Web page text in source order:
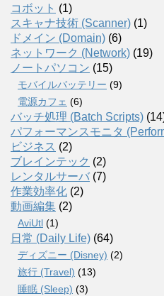
コボット (1)
スキャナ技術 (Scanner) (1)
ドメイン (Domain) (6)
ネットワーク (Network) (19)
ノートパソコン (15)
モバイルバッテリー (9)
電源カフェ (6)
バッチ処理 (Batch Scripts)
パフォーマンスモニタ
ビジネス (2)
ブレインテック (2)
レンタルサーバ (7)
作業効率化 (2)
動画編集 (2)
AviUtl (1)
日常 (Daily Life) (64)
ディズニー (Disney) (2)
旅行 (Travel) (13)
睡眠 (Sleep) (3)